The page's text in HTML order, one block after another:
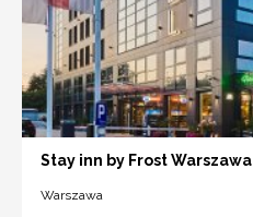
Stay inn by Frost Warszawa
Warszawa